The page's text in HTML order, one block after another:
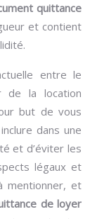
quittance
et contient
entre le
de la location
but de vous
dans une
et d’éviter les
légaux et
mentionner, et
de loyer